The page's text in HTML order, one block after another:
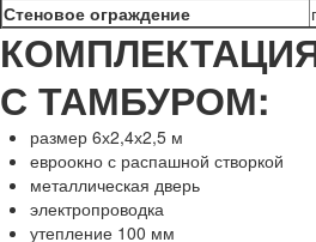
Стеновое ограждение
С ТАМБУРОМ:
размер 6х2,4х2,5 м
евроокно с распашной створкой
металлическая дверь
электропроводка
утепление 100 мм